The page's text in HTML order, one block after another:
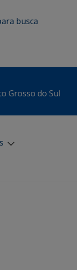
busca
Grosso do Sul